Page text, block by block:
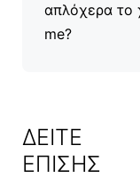
απλόχερα το
me?
ΔΕΙΤΕ
ΕΠΙΣΗΣ